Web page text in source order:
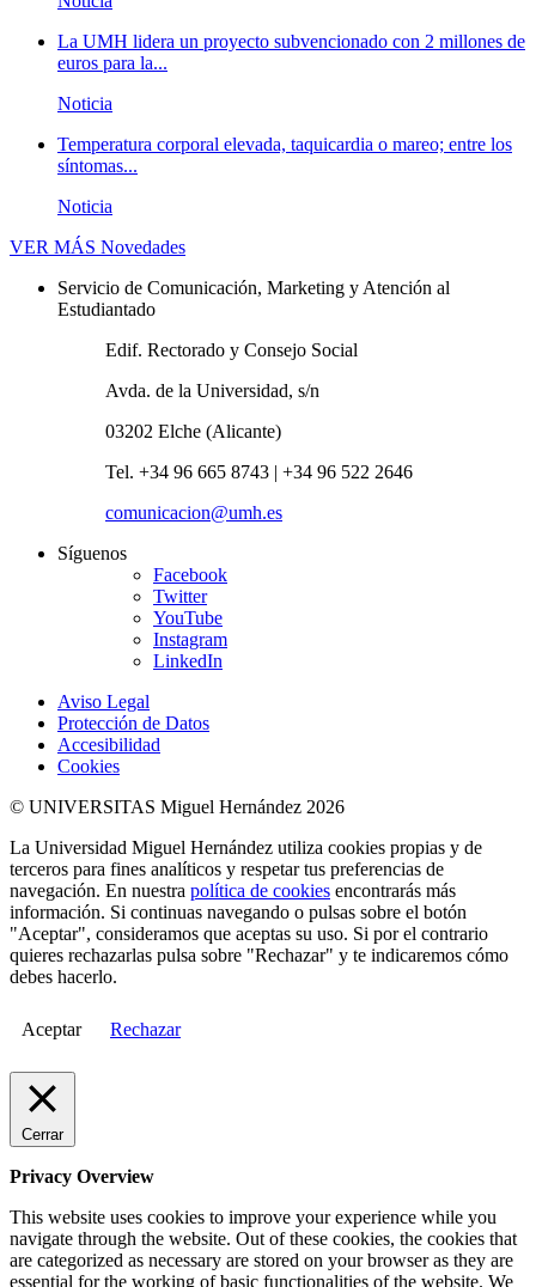
La UMH lidera un proyecto subvencionado con 2 millones de
euros para la...
Noticia
Temperatura corporal elevada, taquicardia o mareo; entre los
síntomas...
Noticia
VER MÁS Novedades
Servicio de Comunicación, Marketing y Atención al
Estudiantado
Edif. Rectorado y Consejo Social
Avda. de la Universidad, s/n
03202 Elche (Alicante)
Tel. +34 96 665 8743 | +34 96 522 2646
comunicacion@umh.es
Síguenos
Facebook
Twitter
YouTube
Instagram
LinkedIn
Aviso Legal
Protección de Datos
Accesibilidad
Cookies
© UNIVERSITAS Miguel Hernández 2026
La Universidad Miguel Hernández utiliza cookies propias y de
terceros para fines analíticos y respetar tus preferencias de
navegación. En nuestra política de cookies encontrarás más
información. Si continuas navegando o pulsas sobre el botón
"Aceptar", consideramos que aceptas su uso. Si por el contrario
quieres rechazarlas pulsa sobre "Rechazar" y te indicaremos cómo
debes hacerlo.
Aceptar Rechazar
Cerrar
Privacy Overview
This website uses cookies to improve your experience while you
navigate through the website. Out of these cookies, the cookies that
are categorized as necessary are stored on your browser as they are
essential for the working of basic functionalities of the website. We